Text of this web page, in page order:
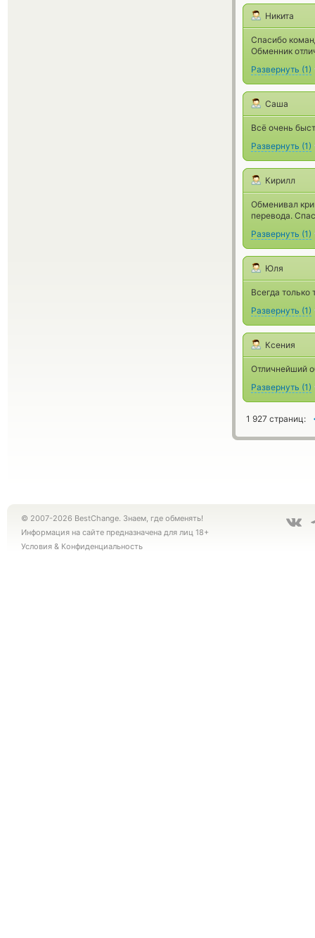
Никита
Спасибо
Обменник
Развернуть (1)
Саша
Всё очень
Развернуть (1)
Кирилл
Обменивал
перевода.
Развернуть (1)
Юля
Всегда
Развернуть (1)
Ксения
Отличнейший
Развернуть (1)
1 927 страниц:
© 2007-2026 BestChange. Знаем, где обменять!
Информация на сайте предназначена для лиц 18+
Условия & Конфиденциальность